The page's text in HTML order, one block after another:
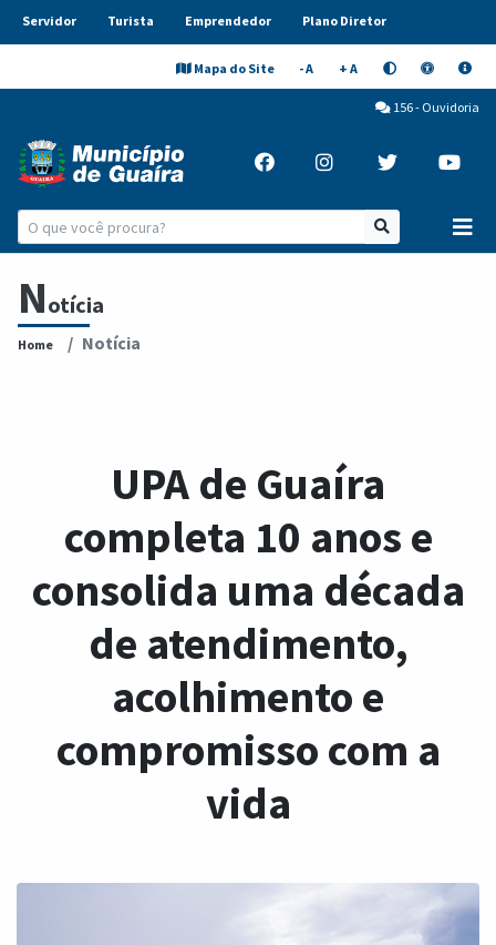
Servidor Turista Emprendedor Plano Diretor
Mapa do Site - A + A
156 - Ouvidoria
Notícia
Home Notícia
UPA de Guaíra
completa 10 anos e
consolida uma década
de atendimento,
acolhimento e
compromisso com a
vida